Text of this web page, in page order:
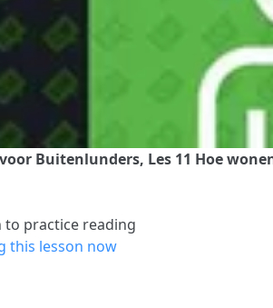
Buitenlunders, Les 11 Hoe
to practice reading
this lesson now